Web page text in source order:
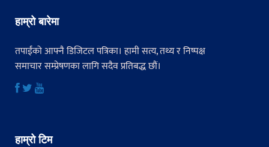
हाम्रो बारेमा
तपाईंको आफ्नै डिजिटल पत्रिका। हामी सत्य, तथ्य र निष्पक्ष
समाचार सम्प्रेषणका लागि सदैव प्रतिबद्ध छौं।
हाम्रो टिम